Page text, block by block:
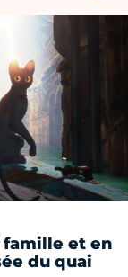
famille et en
du quai